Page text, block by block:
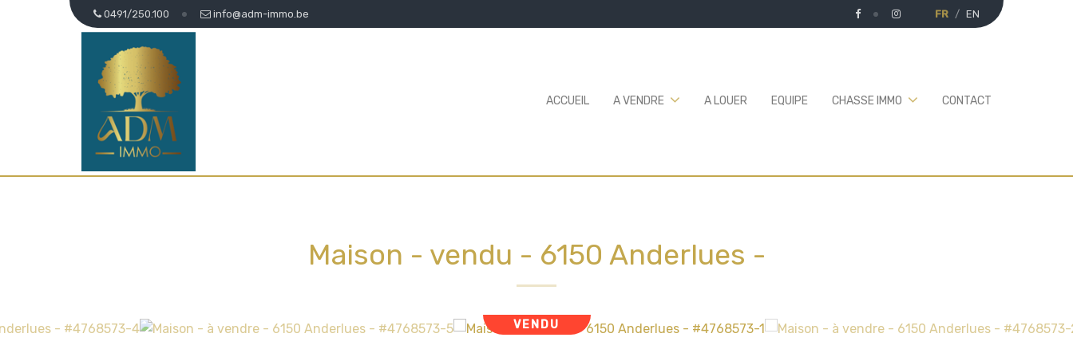
0491/250.100 info@adm-immo.be FR EN
ACCUEIL A VENDRE A LOUER EQUIPE CHASSE IMMO CONTACT
Maison - vendu - 6150 Anderlues -
VENDU